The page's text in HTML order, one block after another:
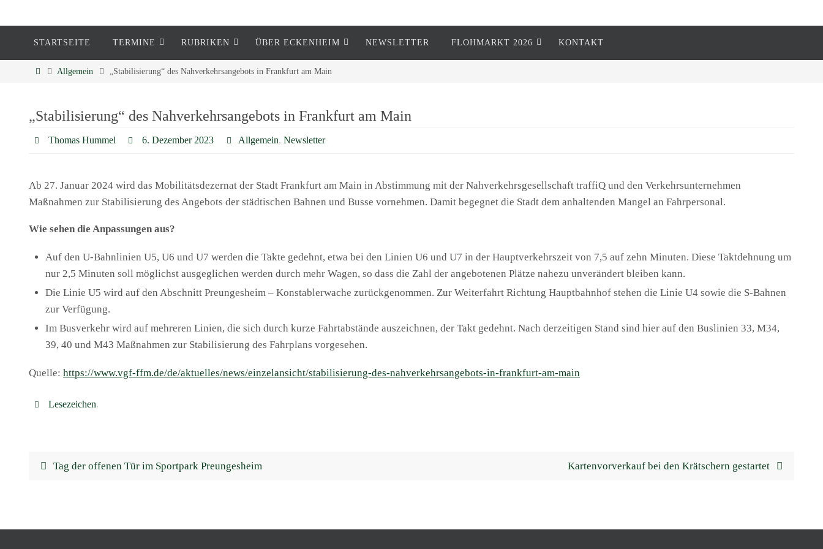
Eckenheim
STARTSEITE TERMINE RUBRIKEN ÜBER ECKENHEIM NEWSLETTER FLOHMARKT 2026 KONTAKT
Allgemein „Stabilisierung“ des Nahverkehrsangebots in Frankfurt am Main
„Stabilisierung“ des Nahverkehrsangebots in Frankfurt am Main
Thomas Hummel 6. Dezember 2023 Allgemein,Newsletter
Ab 27. Januar 2024 wird das Mobilitätsdezernat der Stadt Frankfurt am Main in Abstimmung mit der Nahverkehrsgesellschaft traffiQ und den Verkehrsunternehmen
Maßnahmen zur Stabilisierung des Angebots der städtischen Bahnen und Busse vornehmen. Damit begegnet die Stadt dem anhaltenden Mangel an Fahrpersonal.
Wie sehen die Anpassungen aus?
Auf den U-Bahnlinien U5, U6 und U7 werden die Takte gedehnt, etwa bei den Linien U6 und U7 in der Hauptverkehrszeit von 7,5 auf zehn Minuten. Diese Taktdehnung um
nur 2,5 Minuten soll möglichst ausgeglichen werden durch mehr Wagen, so dass die Zahl der angebotenen Plätze nahezu unverändert bleiben kann.
Die Linie U5 wird auf den Abschnitt Preungesheim – Konstablerwache zurückgenommen. Zur Weiterfahrt Richtung Hauptbahnhof stehen die Linie U4 sowie die S-Bahnen
zur Verfügung.
Im Busverkehr wird auf mehreren Linien, die sich durch kurze Fahrtabstände auszeichnen, der Takt gedehnt. Nach derzeitigen Stand sind hier auf den Buslinien 33, M34,
39, 40 und M43 Maßnahmen zur Stabilisierung des Fahrplans vorgesehen.
Quelle: https://www.vgf-ffm.de/de/aktuelles/news/einzelansicht/stabilisierung-des-nahverkehrsangebots-in-frankfurt-am-main
Lesezeichen.
Tag der offenen Tür im Sportpark Preungesheim Kartenvorverkauf bei den Krätschern gestartet